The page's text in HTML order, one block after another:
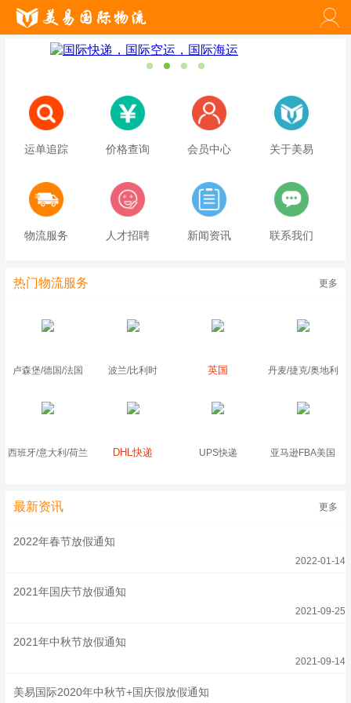
运单追踪 价格查询 会员中心 关于美易
物流服务 人才招聘 新闻资讯 联系我们
热门物流服务 更多
卢森堡/德国/法国 波兰/比利时 英国 丹麦/捷克/奥地利
西班牙/意大利/荷兰 DHL快递 UPS快递 亚马逊FBA美国
最新资讯 更多
2022年春节放假通知
2022-01-14
2021年国庆节放假通知
2021-09-25
2021年中秋节放假通知
2021-09-14
美易国际2020年中秋节+国庆假放假通知